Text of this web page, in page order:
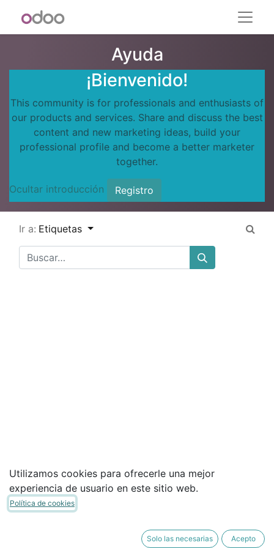
Ayuda
¡Bienvenido!
This community is for professionals and enthusiasts of
our products and services. Share and discuss the best
content and new marketing ideas, build your
professional profile and become a better marketer
together.
Ocultar introducción Registro
Ir a: Etiquetas
Utilizamos cookies para ofrecerle una mejor
experiencia de usuario en este sitio web.
Política de cookies
Solo las necesarias Acepto